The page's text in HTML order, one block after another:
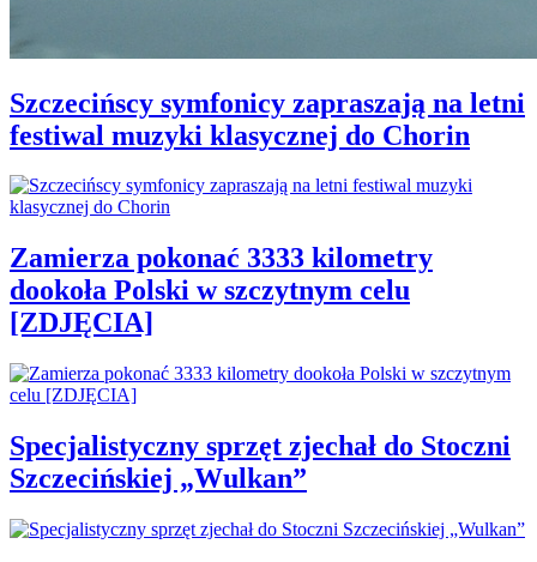
Szczecińscy symfonicy zapraszają na letni
festiwal muzyki klasycznej do Chorin
Zamierza pokonać 3333 kilometry
dookoła Polski w szczytnym celu
[ZDJĘCIA]
Specjalistyczny sprzęt zjechał do Stoczni
Szczecińskiej „Wulkan”